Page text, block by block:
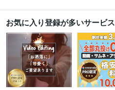
お気に入り登録が多いサービス